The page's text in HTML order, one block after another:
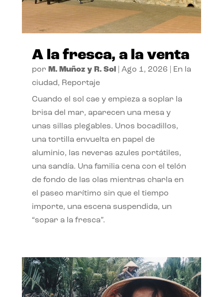
A la fresca, a la venta
por M. Muñoz y R. Sol| Ago 1, 2026
En la
ciudad, Reportaje
Cuando el sol cae y empieza a soplar la
brisa del mar, aparecen una mesa y
unas sillas plegables. Unos bocadillos,
una tortilla envuelta en papel de
aluminio, las neveras azules portátiles,
una sandía. Una familia cena con el telón
de fondo de las olas mientras charla en
el paseo marítimo sin que el tiempo
importe, una escena suspendida, un
“sopar a la fresca”.